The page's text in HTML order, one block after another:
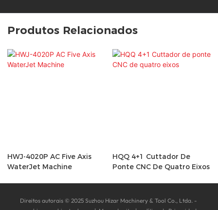
Produtos Relacionados
HWJ-4020P AC Five Axis
WaterJet Machine
HQQ 4+1 Cuttador De
Ponte CNC De Quatro Eixos
Direitos autorais © 2025 Suzhou Hizar Machinery & Tool Co., Ltda. -